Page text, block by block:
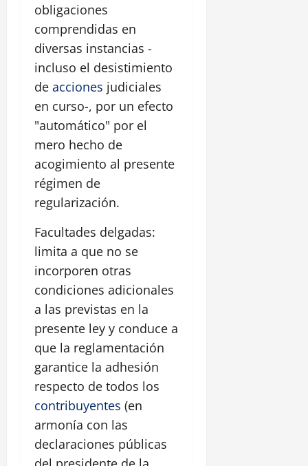
obligaciones
comprendidas en
diversas instancias -
incluso el desistimiento
de acciones judiciales
en curso-, por un efecto
"automático" por el
mero hecho de
acogimiento al presente
régimen de
regularización.
Facultades delgadas:
limita a que no se
incorporen otras
condiciones adicionales
a las previstas en la
presente ley y conduce a
que la reglamentación
garantice la adhesión
respecto de todos los
contribuyentes (en
armonía con las
declaraciones públicas